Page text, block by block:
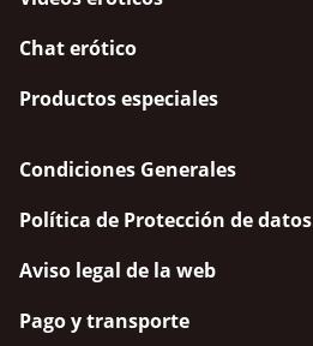
Chat erótico
Productos especiales
Condiciones Generales
Política de Protección de datos
Aviso legal de la web
Pago y transporte